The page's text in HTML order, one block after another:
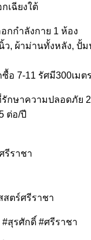
เฉียงใต้
กกำลังกาย 1 ห้อง
นิ้ว, ผ้าม่านทั้งหลัง, ปั้
อ 7-11 รัศมี300เม
รักษาความปลอดภัย
ต่อ/ปี
รีราชา
สตร์ศรีราชา
สุรศักดิ์ #ศรีราชา